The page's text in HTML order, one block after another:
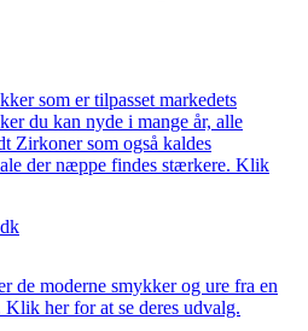
som er tilpasset markedets
du kan nyde i mange år, alle
Zirkoner som også kaldes
der næppe findes stærkere. Klik
de moderne smykker og ure fra en
her for at se deres udvalg.